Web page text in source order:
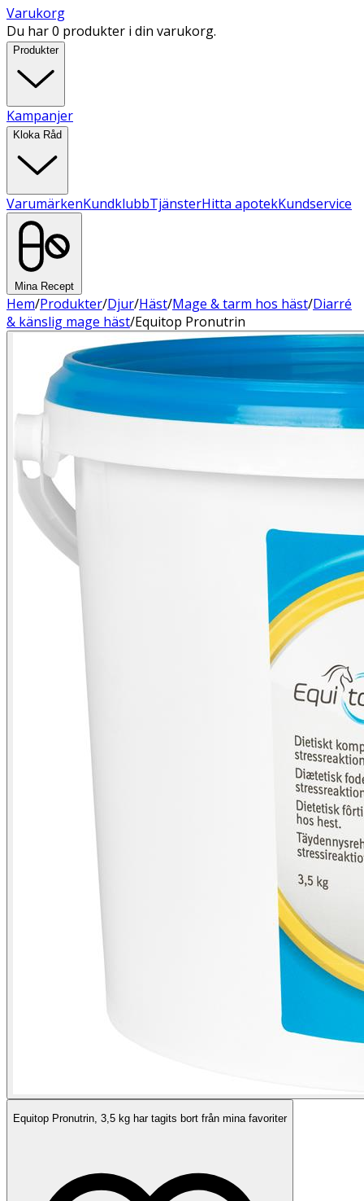
Varukorg
Du har 0 produkter i din varukorg.
Produkter
Kampanjer
Kloka Råd
VarumärkenKundklubbTjänsterHitta apotekKundservice
Mina Recept
Hem/Produkter/Djur/Häst/Mage & tarm hos häst/Diarré
& känslig mage häst/Equitop Pronutrin
Equitop Pronutrin, 3,5 kg har tagits bort från mina favoriter